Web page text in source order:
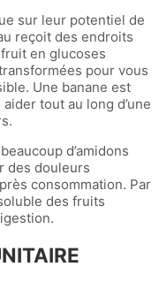
sur leur potentiel de
reçoit des endroits
en glucoses
pour vous
Une banane est
tout au long d’une
d’amidons
des douleurs
consommation. Par
des fruits